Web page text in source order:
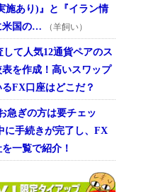
施あり)』と『イラン情
米国の…
（羊飼い）
して人気12通貨ペアのス
を作成！高いスワップ
FX口座はどこだ？
急ぎの方は要チェッ
に手続きが完了し、FX
一覧で紹介！